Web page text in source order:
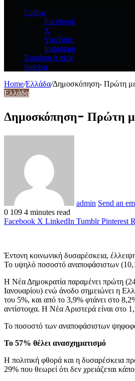
Follow
Facebook
X
YouTube
Instagram
Random Article
Sidebar
Home/Ελλάδα/Δημοσκόπηση- Πρώτη με
Ελλάδα
Δημοσκόπηση- Πρώτη
admin Send an
0 109 4 minutes read
Facebook X LinkedIn Tumblr Pinterest
Έντονη κοινωνική δυσαρέσκεια,
To υψηλό ποσοστό αναποφάσιστων
Η Νέα Δημοκρατία παραμένει πρώτη
Ιανουαρίου) ενώ άνοδο σημειώνει η
του 5%, και από το 3,9% φτάνει στο
αντίστοιχα. Η Νέα Αριστερά είναι στο
Το ποσοστό των αναποφάσιστων
Το 57% θέλει ανασχηματισμό
Η πολιτική φθορά και η δυσαρέσκεια
29% που θεωρεί ότι δεν χρειάζεται